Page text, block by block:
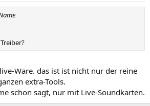
Ware. das ist ist nicht nur der reine
extra-Tools.
schon sagt, nur mit Live-Soundkarten.